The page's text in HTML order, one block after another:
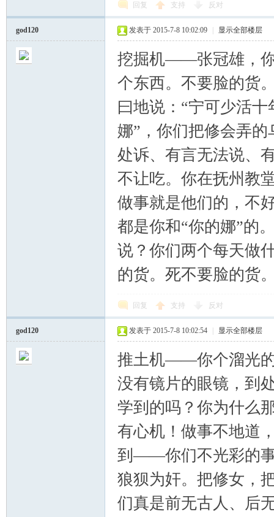
回复 支持 反对
god120 发表于 2015-7-8 10:02:09 显示全部楼层
挖掘机——张冠雄，你
个东西。不要脸的货
曰地说：“宁可少活
娜”，你们把修会弄
处诉、有言无法说、
不让吃。你在抚州教
做事就是他们的，不
都是你和“你的娜”的
说？你们两个每天做
的货。死不要脸的货
回复 支持 反对
god120 发表于 2015-7-8 10:02:54 显示全部楼层
推土机——你个溜光的
没有镜片的眼镜，到
学到的吗？你为什么
有心机！做事不地道
到——你们不光彩的事
狼狈为奸。把修女，
们真是前无古人、后